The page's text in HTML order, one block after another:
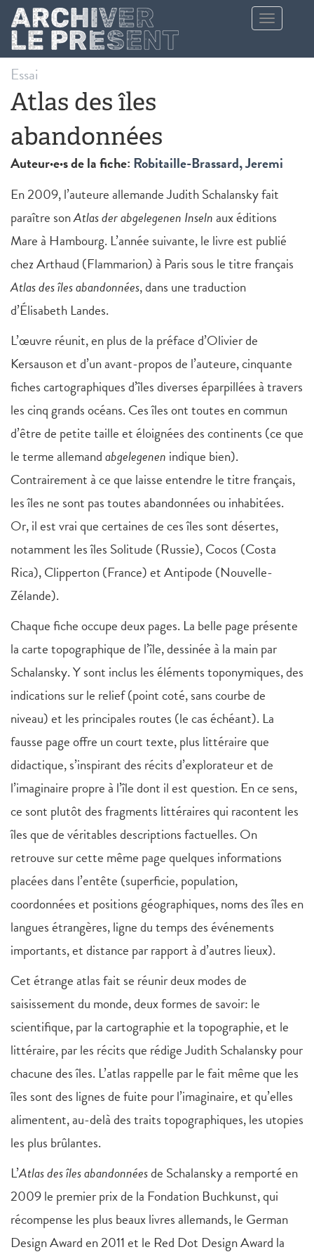
Aller au contenu principal
Toggle
navigation
Essai
Atlas des îles
abandonnées
Auteur·e·s de la fiche: Robitaille-Brassard, Jeremi
En 2009, l’auteure allemande Judith Schalansky fait
paraître sonAtlas der abgelegenen Inselnaux éditions
Mare à Hambourg. L’année suivante, le livre est publié
chez Arthaud (Flammarion) à Paris sous le titre français
Atlas des îles abandonnées, dans une traduction
d’Élisabeth Landes.
L’œuvre réunit, en plus de la préface d’Olivier de
Kersauson et d’un avant-propos de l’auteure, cinquante
fiches cartographiques d’îles diverses éparpillées à travers
les cinq grands océans. Ces îles ont toutes en commun
d’être de petite taille et éloignées des continents (ce que
le terme allemandabgelegenen indique bien).
Contrairement à ce que laisse entendre le titre français,
les îles ne sont pas toutes abandonnées ou inhabitées.
Or, il est vrai que certaines de ces îles sont désertes,
notamment les îles Solitude (Russie), Cocos (Costa
Rica), Clipperton (France) et Antipode (Nouvelle-
Zélande).
Chaque fiche occupe deux pages. La belle page présente
la carte topographique de l’île, dessinée à la main par
Schalansky. Y sont inclus les éléments toponymiques, des
indications sur le relief (point coté, sans courbe de
niveau) et les principales routes (le cas échéant). La
fausse page offre un court texte, plus littéraire que
didactique, s’inspirant des récits d’explorateur et de
l’imaginaire propre à l’île dont il est question. En ce sens,
ce sont plutôt des fragments littéraires qui racontent les
îles que de véritables descriptions factuelles. On
retrouve sur cette même page quelques informations
placées dans l’entête (superficie, population,
coordonnées et positions géographiques, noms des îles en
langues étrangères, ligne du temps des événements
importants, et distance par rapport à d’autres lieux).
Cet étrange atlas fait se réunir deux modes de
saisissement du monde, deux formes de savoir: le
scientifique, par la cartographie et la topographie, et le
littéraire, par les récits que rédige Judith Schalansky pour
chacune des îles. L’atlas rappelle par le fait même que les
îles sont des lignes de fuite pour l’imaginaire, et qu’elles
alimentent, au-delà des traits topographiques, les utopies
les plus brûlantes.
L’Atlas des îles abandonnéesde Schalansky a remporté en
2009 le premier prix de la Fondation Buchkunst, qui
récompense les plus beaux livres allemands, le German
Design Award en 2011 et le Red Dot Design Award la